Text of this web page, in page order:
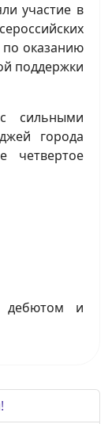
участие в
по оказанию
поддержки
сильными
города
четвертое
дебютом и